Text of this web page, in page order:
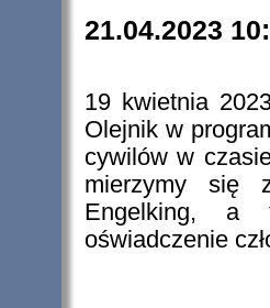
21.04.2023
19 kwietnia
Olejnik w
cywilów w
mierzymy się
Engelking, a
oświadczenie